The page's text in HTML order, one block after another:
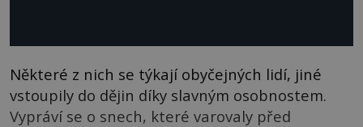
Některé z nich se týkají obyčejných lidí, jiné
vstoupily do dějin díky slavným osobnostem.
Vypráví se o snech, které varovaly před